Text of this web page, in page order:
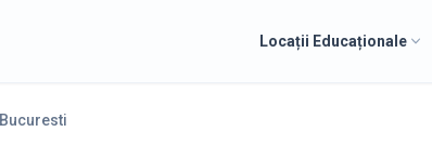
Locații Educaționale
Bucuresti